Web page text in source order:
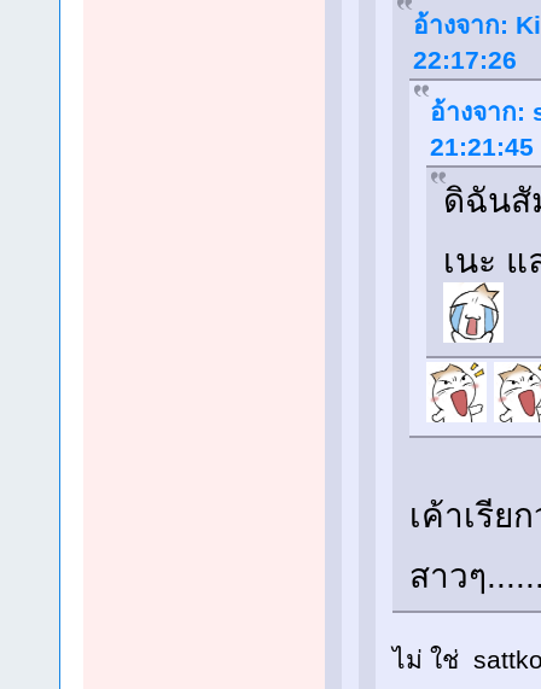
อ้างจาก:
22:17:26
อ้างจาก:
21:21:45
ดิฉันสั
เนะ
เค้าเรี
สาวๆ
ไม่ ใช่